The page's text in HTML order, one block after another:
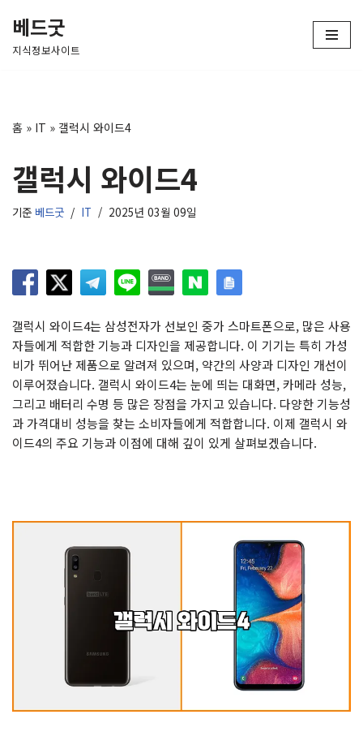
콘
건
기
베드굿
지식정보사이트
홈 » IT » 갤럭시 와이드4
갤럭시 와이드4
기준 베드굿 IT 2025년 03월 09일
갤럭시 와이드4는 삼성전자가 선보인 중가 스마트폰으로, 많은 사용
자들에게 적합한 기능과 디자인을 제공합니다. 이 기기는 특히 가성
비가 뛰어난 제품으로 알려져 있으며, 약간의 사양과 디자인 개선이
이루어졌습니다. 갤럭시 와이드4는 눈에 띄는 대화면, 카메라 성능,
그리고 배터리 수명 등 많은 장점을 가지고 있습니다. 다양한 기능성
과 가격대비 성능을 찾는 소비자들에게 적합합니다. 이제 갤럭시 와
이드4의 주요 기능과 이점에 대해 깊이 있게 살펴보겠습니다.